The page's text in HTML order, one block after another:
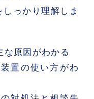
っかり理解しま
な原因がわかる
置の使い方がわ